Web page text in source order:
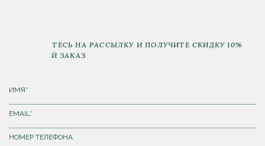
ПОДПИШИТЕСЬ НА РАССЫЛКУ И ПОЛУЧИТЕ СКИДКУ 10%
НА ПЕРВЫЙ ЗАКАЗ